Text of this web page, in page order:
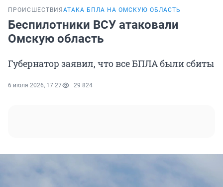
ПРОИСШЕСТВИЯ АТАКА БПЛА НА ОМСКУЮ ОБЛАСТЬ
Беспилотники ВСУ атаковали
Омскую область
Губернатор заявил, что все БПЛА были сбиты
6 июля 2026, 17:27 29 824